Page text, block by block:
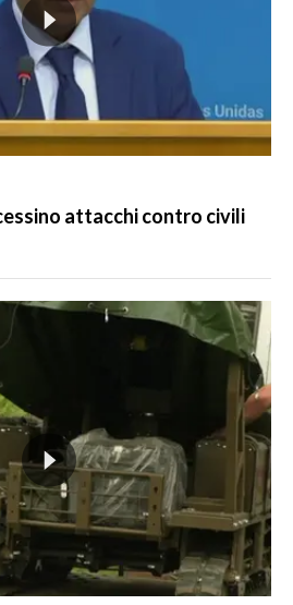
attacchi contro civili